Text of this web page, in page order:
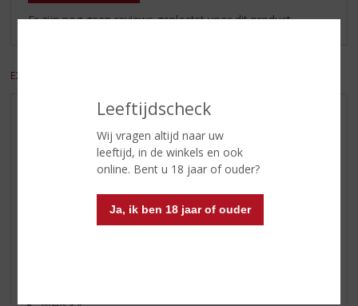
Leeftijdscheck
Wij vragen altijd naar uw
leeftijd, in de winkels en ook
online. Bent u 18 jaar of ouder?
Ja, ik ben 18 jaar of ouder
Er zijn nog geen reviews geplaatst voor dit product
EXCL. BTW
AANBIEDINGEN
WIJN VAN DE MAAND
WHISKY VAN DE MAAND
BIER VAN DE MAAND